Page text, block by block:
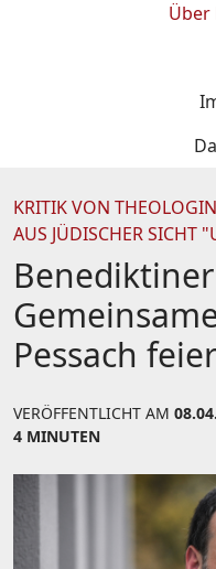
Über
KRITIK VON
AUS JÜDISCHER SICHT
Pessach
VERÖFFENTLICHT AM
4 MINUTEN